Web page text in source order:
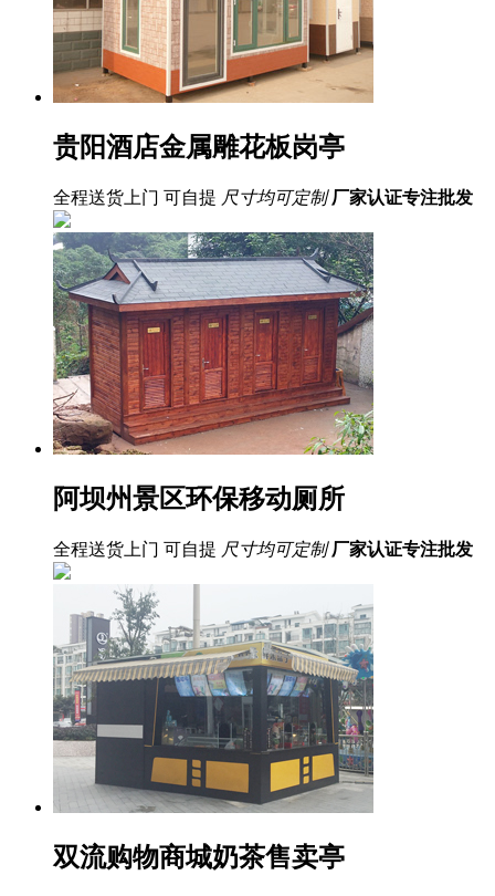
贵阳酒店金属雕花板岗亭
全程送货上门 可自提 尺寸均可定制 厂家认证专注批发
阿坝州景区环保移动厕所
全程送货上门 可自提 尺寸均可定制 厂家认证专注批发
双流购物商城奶茶售卖亭